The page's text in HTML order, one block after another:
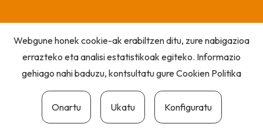
Webgune honek cookie-ak erabiltzen ditu, zure nabigazioa
errazteko eta analisi estatistikoak egiteko. Informazio
gehiago nahi baduzu, kontsultatu gureCookien Politika
Onartu Ukatu Konfiguratu